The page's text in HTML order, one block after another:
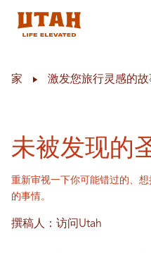
家 激发您旅行灵感的故
未被发现的
重新审视一下你可能错过的、
的事情。
撰稿人：访问Utah